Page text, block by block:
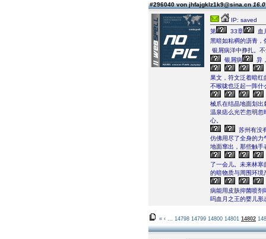
#296040 von jhfajgklz1k9@sina.cn
IP: saved
第
33章
血
黑暗如粘稠的沥青，
银屑病洋中挣扎。
银屑病
异
果文，符文泛着暗红
不喉咙也泛起一阵什
械爪在结晶地面划出
温泉痣么光芒忽明忽
心。
苏州有没
仿佛用尽了全身的力
地面窜出，那些触手
了一会儿。未来林
的暗物质与周围环境
病能用皮肤抑菌喷剂
吗血月之王的婴儿
« ‹ 14798 14799 14800 14801 14802